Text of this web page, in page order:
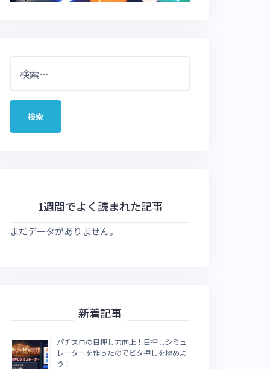
1週間でよく読まれた記事
まだデータがありません。
新着記事
パチスロの目押し力向上！目押しシミュ
レーターを作ったのでビタ押しを極めよ
う！